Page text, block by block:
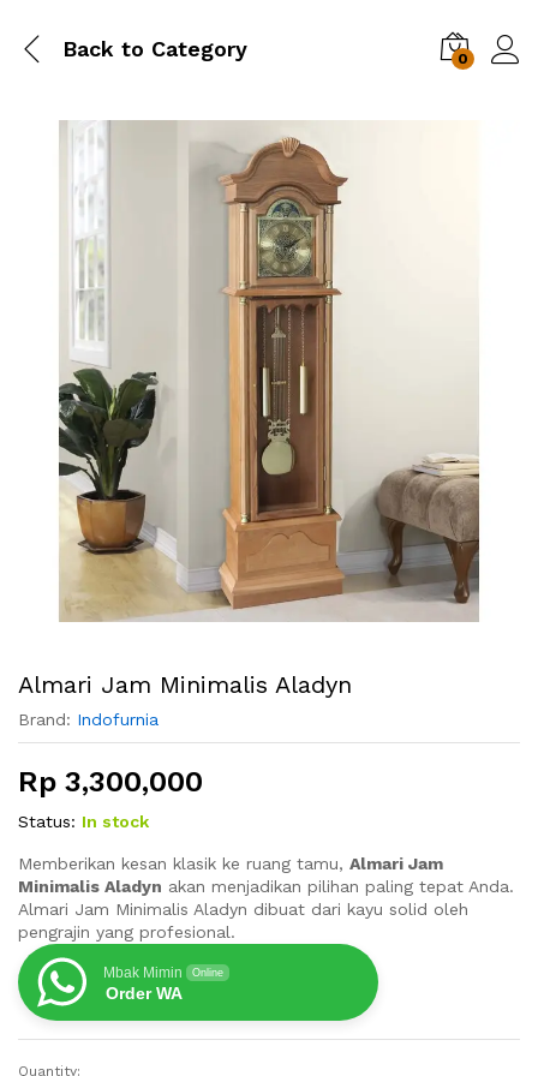
Back to Category 0
Almari Jam Minimalis Aladyn
Brand: Indofurnia
Rp 3,300,000
Status: In stock
Memberikan kesan klasik ke ruang tamu, Almari Jam
Minimalis Aladyn akan menjadikan pilihan paling tepat Anda.
Almari Jam Minimalis Aladyn dibuat dari kayu solid oleh
pengrajin yang profesional.
Mbak Mimin Online
Order WA
Quantity: